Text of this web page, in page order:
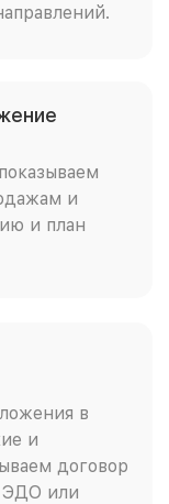
и
и план
в
и
договор
ЭДО или